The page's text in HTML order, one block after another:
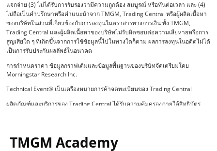
TMGM Academy